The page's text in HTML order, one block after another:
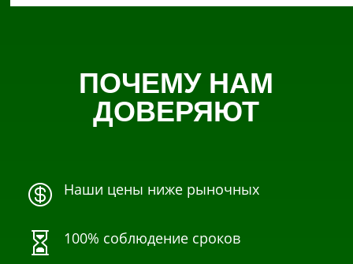
ПОЧЕМУ НАМ
ДОВЕРЯЮТ
 Наши цены ниже рыночных
 100% соблюдение сроков